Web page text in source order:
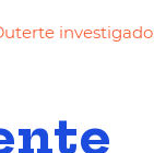
investigado